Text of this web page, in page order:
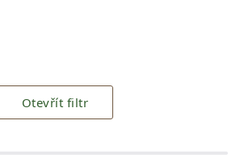
Otevřít filtr